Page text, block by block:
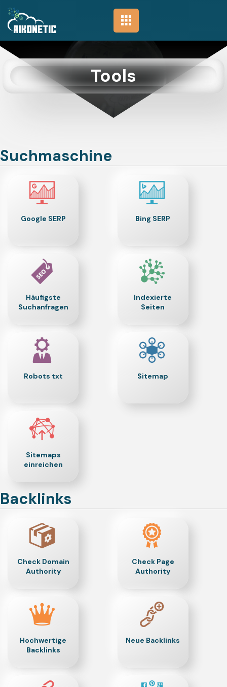
Tools
Suchmaschine
Google SERP Bing SERP
Häufigste
Suchanfragen
Indexierte
Seiten
Robots txt Sitemap
Sitemaps
einreichen
Backlinks
Check Domain
Authority
Check Page
Authority
Hochwertige
Backlinks
Neue Backlinks